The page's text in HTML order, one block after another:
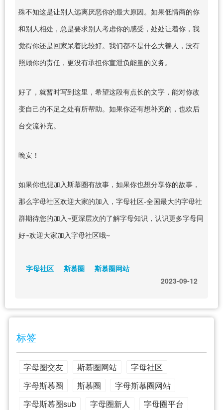
殊不知这是让别人远离厌恶你的最大原因。如果低情商的你
和别人相处，总是要求别人考虑你的感受，处处让着你，我
觉得你还是回家呆着比较好。我们都不是什么大善人，没有
照顾你的责任，更没有承担你宣泄负能量的义务。
好了，就暂时写到这里，希望这段有点长的文字，能对你改
变自己的不足之处有所帮助。如果你还有想补充的，也欢后
台交流补充。
晚安！
如果你也想加入斯慕圈有故事，如果你也想分享你的故事，
那么字母社区欢迎大家的加入，字母社区-全国最大的字母社
群期待您的加入~更深层次的了解字母知识，认识更多字母同
好~欢迎大家加入字母社区哦~
字母社区 斯慕圈
斯慕圈网站
2023-09-12
标签
字母圈交友 斯慕圈网站
字母社区
字母斯慕圈
斯慕圈
字母斯慕圈网站
字母斯慕圈sub
字母圈新人
字母圈平台